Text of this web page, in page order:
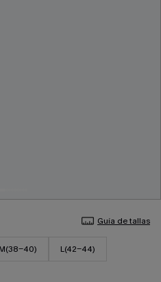
Guía de tallas
M(38-40) L(42-44)